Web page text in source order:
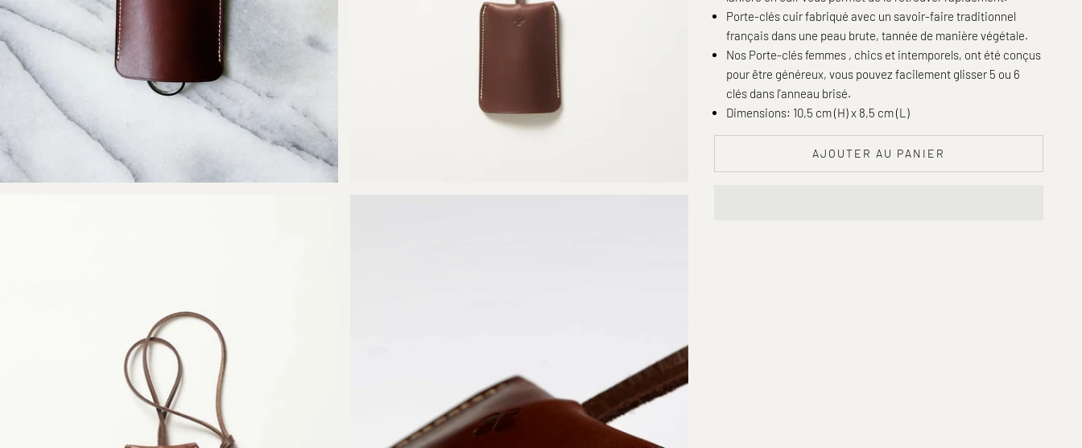
Porte-clés cuir fabriqué avec un savoir-faire traditionnel
français dans une peau brute, tannée de manière végétale.
Nos Porte-clés femmes , chics et intemporels, ont été conçus
pour être généreux, vous pouvez facilement glisser 5 ou 6
clés dans l'anneau brisé.
Dimensions: 10,5 cm (H) x 8,5 cm (L)
AJOUTER AU PANIER